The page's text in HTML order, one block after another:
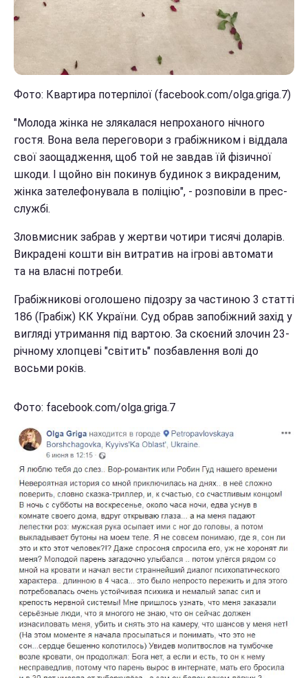
Фото: Квартира потерпілої (facebook.com/olga.griga.7)
"Молода жінка не злякалася непроханого нічного
гостя. Вона вела переговори з грабіжником і віддала
свої заощадження, щоб той не завдав їй фізичної
шкоди. І щойно він покинув будинок з викраденим,
жінка зателефонувала в поліцію", - розповіли в прес-
службі.
Зловмисник забрав у жертви чотири тисячі доларів.
Викрадені кошти він витратив на ігрові автомати
та на власні потреби.
Грабіжникові оголошено підозру за частиною 3 статті
186 (Грабіж) КК України. Суд обрав запобіжний захід у
вигляді утримання під вартою. За скоєний злочин 23-
річному хлопцеві "світить" позбавлення волі до
восьми років.
Фото: facebook.com/olga.griga.7